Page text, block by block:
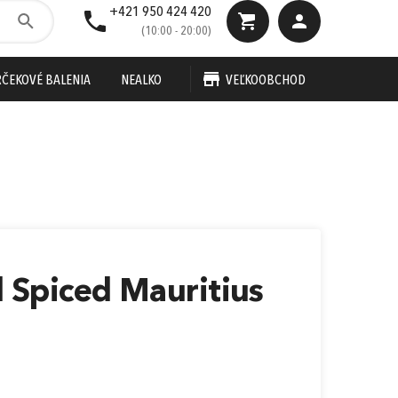
+421 950 424 420
(10:00 - 20:00)
dňa
Prejsť k objednávke
Zabudnuté heslo?
BALENIA NEALKO VEĽKOOBCHOD
Spiced Mauritius